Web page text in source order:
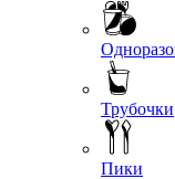
Трубочки
Пики